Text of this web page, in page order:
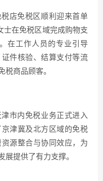
店免税区顺利迎来首单
士在免税区域完成购物支
在工作人员的专业引导
证件核验、结算支付等流
税商品顾客。
市内免税业务正式进入
津冀及北方区域的免税
源整合与协同效应，为
展提供了有力支撑。